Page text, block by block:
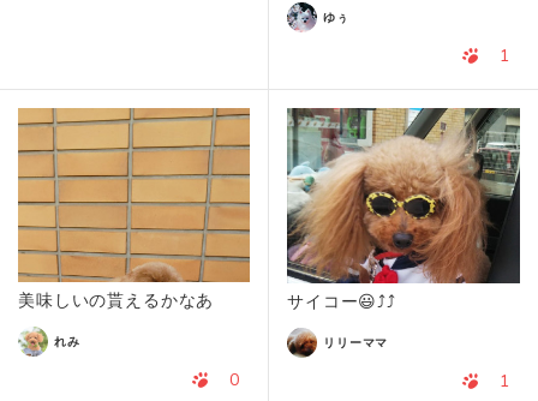
ゆぅ
1
美味しいの貰えるかなあ
れみ
0
サイコー😃⤴️⤴️
リリーママ
1